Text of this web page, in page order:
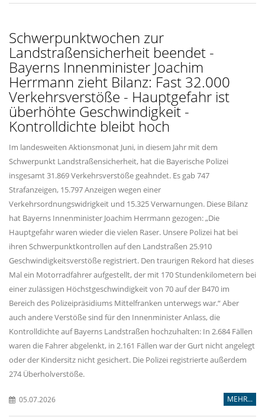
Schwerpunktwochen zur
Landstraßensicherheit beendet -
Bayerns Innenminister Joachim
Herrmann zieht Bilanz: Fast 32.000
Verkehrsverstöße - Hauptgefahr ist
überhöhte Geschwindigkeit -
Kontrolldichte bleibt hoch
Im landesweiten Aktionsmonat Juni, in diesem Jahr mit dem
Schwerpunkt Landstraßensicherheit, hat die Bayerische Polizei
insgesamt 31.869 Verkehrsverstöße geahndet. Es gab 747
Strafanzeigen, 15.797 Anzeigen wegen einer
Verkehrsordnungswidrigkeit und 15.325 Verwarnungen. Diese Bilanz
hat Bayerns Innenminister Joachim Herrmann gezogen: „Die
Hauptgefahr waren wieder die vielen Raser. Unsere Polizei hat bei
ihren Schwerpunktkontrollen auf den Landstraßen 25.910
Geschwindigkeitsverstöße registriert. Den traurigen Rekord hat dieses
Mal ein Motorradfahrer aufgestellt, der mit 170 Stundenkilometern bei
einer zulässigen Höchstgeschwindigkeit von 70 auf der B470 im
Bereich des Polizeipräsidiums Mittelfranken unterwegs war.“ Aber
auch andere Verstöße sind für den Innenminister Anlass, die
Kontrolldichte auf Bayerns Landstraßen hochzuhalten: In 2.684 Fällen
waren die Fahrer abgelenkt, in 2.161 Fällen war der Gurt nicht angelegt
oder der Kindersitz nicht gesichert. Die Polizei registrierte außerdem
274 Überholverstöße.
05.07.2026 MEHR...